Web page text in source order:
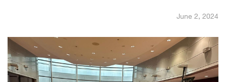
June 2, 2024